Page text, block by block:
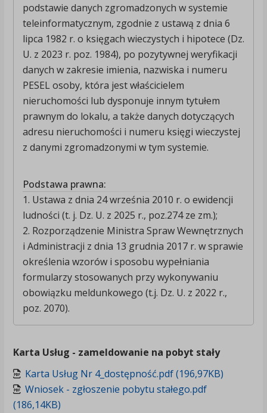
podstawie danych zgromadzonych w systemie
teleinformatycznym, zgodnie z ustawą z dnia 6
lipca 1982 r. o księgach wieczystych i hipotece (Dz.
U. z 2023 r. poz. 1984), po pozytywnej weryfikacji
danych w zakresie imienia, nazwiska i numeru
PESEL osoby, która jest właścicielem
nieruchomości lub dysponuje innym tytułem
prawnym do lokalu, a także danych dotyczących
adresu nieruchomości i numeru księgi wieczystej
z danymi zgromadzonymi w tym systemie.
Podstawa prawna:
1. Ustawa z dnia 24 września 2010 r. o ewidencji
ludności (t. j. Dz. U. z 2025 r., poz.274 ze zm.);
2. Rozporządzenie Ministra Spraw Wewnętrznych
i Administracji z dnia 13 grudnia 2017 r. w sprawie
określenia wzorów i sposobu wypełniania
formularzy stosowanych przy wykonywaniu
obowiązku meldunkowego (t.j. Dz. U. z 2022 r.,
poz. 2070).
Karta Usług - zameldowanie na pobyt stały
Karta Usług Nr 4_dostępność.pdf (196,97KB)
Wniosek - zgłoszenie pobytu stałego.pdf
(186,14KB)